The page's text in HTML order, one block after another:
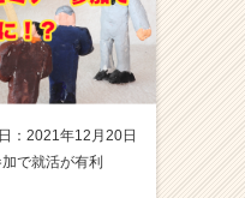
：2021年12月20日
で就活が有利